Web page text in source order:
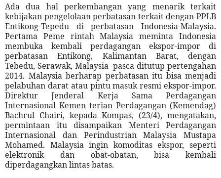
Ada dua hal perkembangan yang menarik terkait
kebijakan pengelolaan perbatasan terkait dengan PPLB
Entikong-Tepedu di perbatasan Indonesia-Malaysia.
Pertama Peme rintah Malaysia meminta Indonesia
membuka kembali perdagangan ekspor-impor di
perbatasan Entikong, Kalimantan Barat, dengan
Tebedu, Serawak, Malaysia pasca ditutup pertengahan
2014. Malaysia berharap perbatasan itu bisa menjadi
pelabuhan darat atau pintu masuk resmi ekspor-impor.
Direktur Jenderal Kerja Sama Perdagangan
Internasional Kemen terian Perdagangan (Kemendag)
Bachrul Chairi, kepada Kompas, (23/4), mengatakan,
permintaan itu disampaikan Menteri Perdagangan
Internasional dan Perindustrian Malaysia Mustapa
Mohamed. Malaysia ingin komoditas ekspor, seperti
elektronik dan obat-obatan, bisa kembali
diperdagangkan lintas batas.